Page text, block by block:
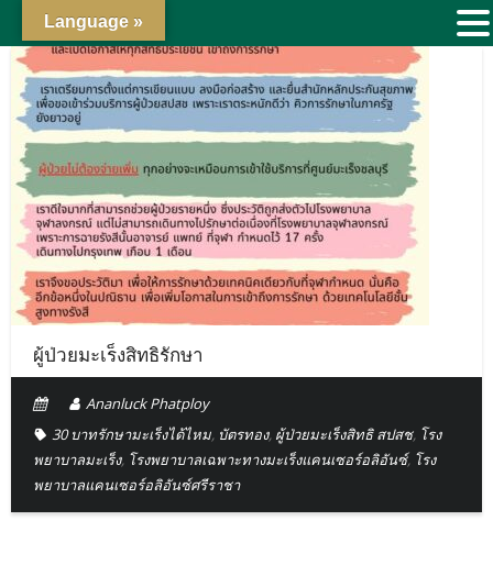
ผู้ป่วยมะเร็งสิทธิรักษา
Ananluck Phatploy
30 บาทรักษามะเร็งได้ไหม, บัตรทอง, ผู้ป่วยมะเร็งสิทธิ สปสช, โรง
พยาบาลมะเร็ง, โรงพยาบาลเฉพาะทางมะเร็งแคนเซอร์อลิอันซ์, โรง
พยาบาลแคนเซอร์อลิอันซ์ศรีราชา
Language »